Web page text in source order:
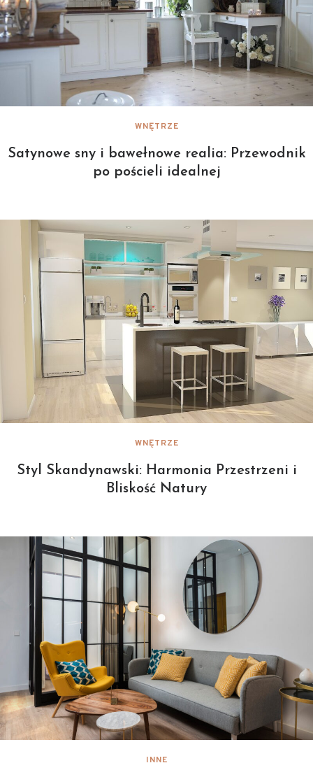
WNĘTRZE
Satynowe sny i bawełnowe realia: Przewodnik
po pościeli idealnej
WNĘTRZE
Styl Skandynawski: Harmonia Przestrzeni i
Bliskość Natury
INNE